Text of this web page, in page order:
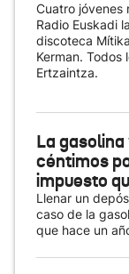
Cuatro jóvenes
Radio Euskadi
discoteca
Kerman. Todos
Ertzaintza.
La
céntimos
impuesto
Llenar un
caso de la
que hace un